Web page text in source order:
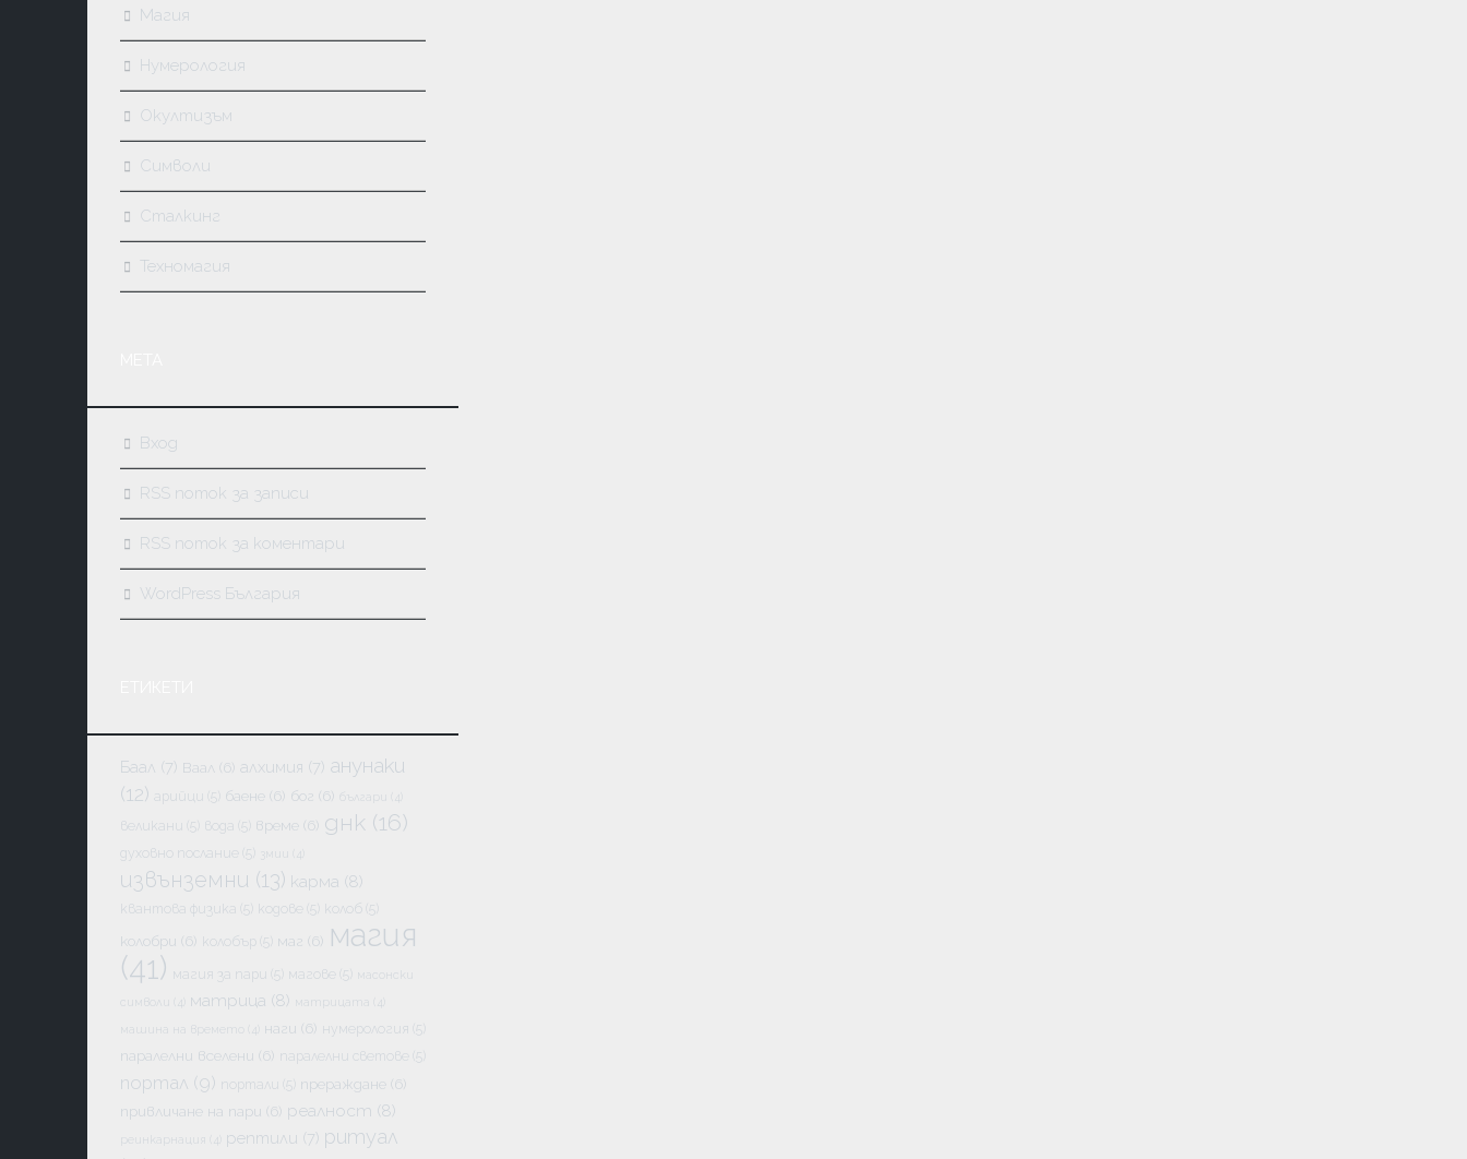
Магия
Нумерология
Окултизъм
Символи
Сталкинг
Техномагия
Вход
RSS поток за записи
RSS поток за коментари
WordPress България
Баал (7) Ваал (6) алхимия (7) анунаки
(12)
арийци баене (6) бог (6) (4)
великани вода време (6) днк (16)
духовно послание змии (4)
извънземни (13) карма (8)
квантова физика кодове колоб
колобри (6) колобър маг (6) магия
(41) магия за пари магове масонски
символи (4) матрица (8) матрицата (4)
машина на времето (4) наги (6) нумерология
паралелни вселени (6) паралелни светове
портал (9) портали прераждане
(6)
привличане на пари (6) реалност (8)
(4) рептили (7) ритуал